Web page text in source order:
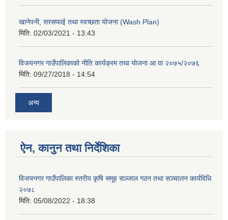
खानेपनी, सरसफाई तथा स्वच्छता योजना (Wash Plan)
मिति: 02/03/2021 - 13:43
विजयनगर गाउँपालिकाको नीति कार्यक्रम तथा योजना आ वा २०७५/२०७६
मिति: 09/27/2018 - 14:54
अन्य
ऐन, कानुन तथा निर्देशिका
विजयनगर गाउँपालिका स्तरीय कृषि समूह सञ्जाल गठन तथा सञ्चालन कार्यविधि
२०७८
मिति: 05/08/2022 - 18:38